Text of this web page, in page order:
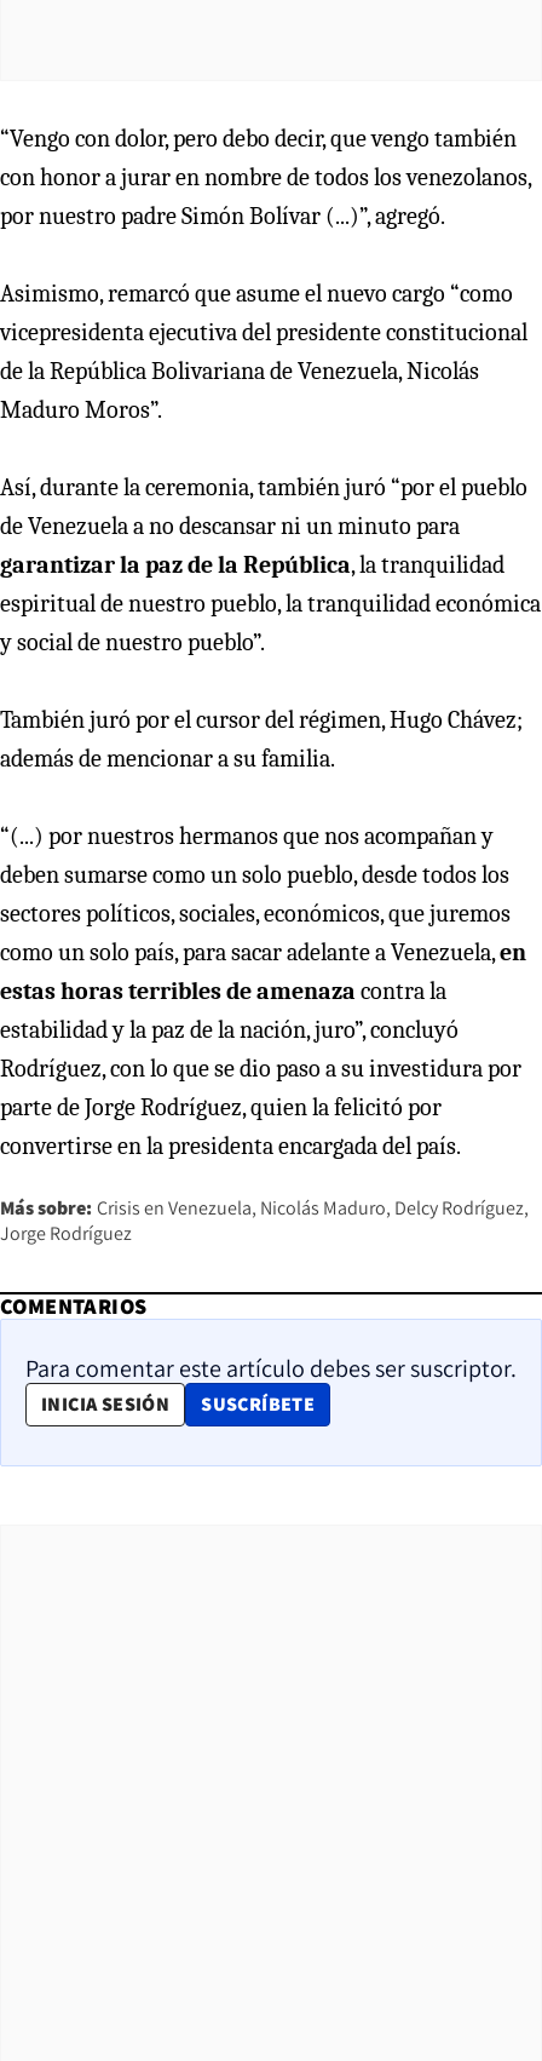
“Vengo con dolor, pero debo decir, que vengo también
con honor a jurar en nombre de todos los venezolanos,
por nuestro padre Simón Bolívar (...)”, agregó.
Asimismo, remarcó que asume el nuevo cargo “como
vicepresidenta ejecutiva del presidente constitucional
de la República Bolivariana de Venezuela, Nicolás
Maduro Moros”.
Así, durante la ceremonia, también juró “por el pueblo
de Venezuela a no descansar ni un minuto para
garantizar la paz de la República, la tranquilidad
espiritual de nuestro pueblo, la tranquilidad económica
y social de nuestro pueblo”.
También juró por el cursor del régimen, Hugo Chávez;
además de mencionar a su familia.
“(...) por nuestros hermanos que nos acompañan y
deben sumarse como un solo pueblo, desde todos los
sectores políticos, sociales, económicos, que juremos
como un solo país, para sacar adelante a Venezuela,en
estas horas terribles de amenaza contra la
estabilidad y la paz de la nación, juro”, concluyó
Rodríguez, con lo que se dio paso a su investidura por
parte de Jorge Rodríguez, quien la felicitó por
convertirse en la presidenta encargada del país.
Más sobre: Crisis en Venezuela Nicolás Maduro Delcy Rodríguez
Jorge Rodríguez
COMENTARIOS
Para comentar este artículo debes ser suscriptor.
INICIA SESIÓN SUSCRÍBETE
OPENS IN NEW WINDOW